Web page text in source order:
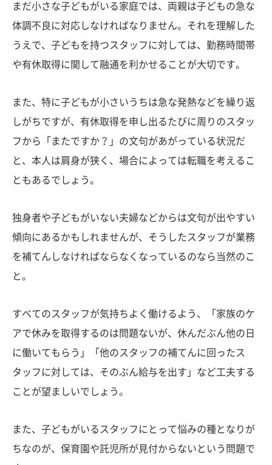
まだ小さな子どもがいる家庭では、両親は子どもの急な
体調不良に対応しなければなりません。それを理解した
うえで、子どもを持つスタッフに対しては、勤務時間帯
や有休取得に関して融通を利かせることが大切です。
また、特に子どもが小さいうちは急な発熱などを繰り返
しがちですが、有休取得を申し出るたびに周りのスタッ
フから「またですか？」の文句があがっている状況だ
と、本人は肩身が狭く、場合によっては転職を考えるこ
ともあるでしょう。
独身者や子どもがいない夫婦などからは文句が出やすい
傾向にあるかもしれませんが、そうしたスタッフが業務
を補てんしなければならなくなっているのなら当然のこ
と。
すべてのスタッフが気持ちよく働けるよう、「家族のケ
アで休みを取得するのは問題ないが、休んだぶん他の日
に働いてもらう」「他のスタッフの補てんに回ったス
タッフに対しては、そのぶん給与を出す」など工夫する
ことが望ましいでしょう。
また、子どもがいるスタッフにとって悩みの種となりが
ちなのが、保育園や託児所が見付からないという問題で